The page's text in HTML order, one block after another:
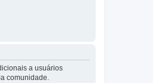
a usuários
comunidade.